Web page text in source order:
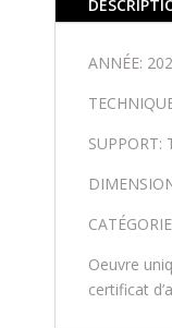
ANNÉE:
Oeuvre
certificat